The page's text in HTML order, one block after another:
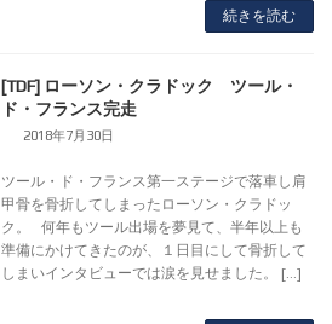
続きを読む
[TDF] ローソン・クラドック ツール・
ド・フランス完走
2018年7月30日
ツール・ド・フランス第一ステージで落車し肩
甲骨を骨折してしまったローソン・クラドッ
ク。 何年もツール出場を夢見て、半年以上も
準備にかけてきたのが、１日目にして骨折して
しまいインタビューでは涙を見せました。 […]